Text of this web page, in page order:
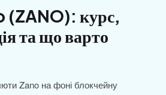
(ZANO): курс,
та що варто